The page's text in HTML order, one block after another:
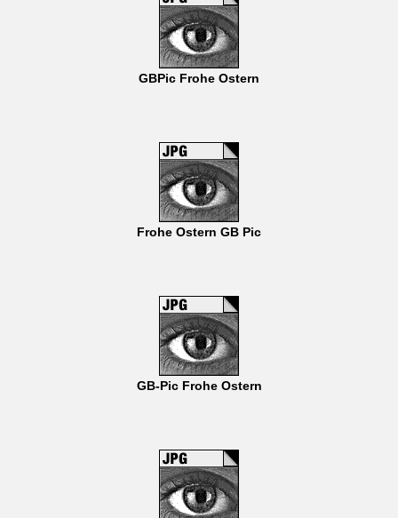
GBPic Frohe Ostern
Frohe Ostern GB Pic
GB-Pic Frohe Ostern